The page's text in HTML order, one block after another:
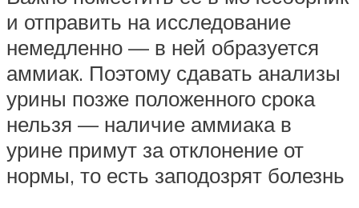
и отправить на исследование
немедленно — в ней образуется
аммиак. Поэтому сдавать анализы
урины позже положенного срока
нельзя — наличие аммиака в
урине примут за отклонение от
нормы, то есть заподозрят болезнь